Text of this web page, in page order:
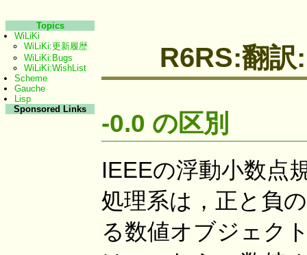
R6RS:翻
-0.0 の区別
IEEEの浮動小数点
処理系は，正と負
る数値オブジェク
Topics
WiLiKi
WiLiKi:更新履歴
WiLiKi:Bugs
WiLiKi:WishList
Scheme
Gauche
Lisp
Sponsored Links